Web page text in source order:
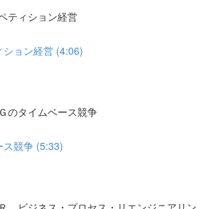
ティション経営
ション経営 (4:06)
タイムベース競争
ス競争 (5:33)